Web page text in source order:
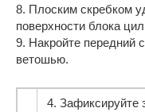
8. Плоским скребком
поверхности блока
9. Накройте передний
ветошью.
4. Зафиксируйте